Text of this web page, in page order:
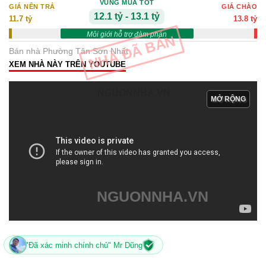
NHÀ ĐÃ BÁN
GIÁ NÊN TRẢ
11.7 tỷ
VÙNG MUA TỐT
12.1 tỷ - 13.1 tỷ
Môi giới hỗ trợ đàm phán
GIÁ CHÀO
13.8 tỷ
Bán nhà Phường Tân Sơn Nhất
XEM NHÀ NÀY TRÊN YOUTUBE
MỞ RỘNG
NGUONNHA.VN
"Đã xác minh chính chủ" Mr Dũng